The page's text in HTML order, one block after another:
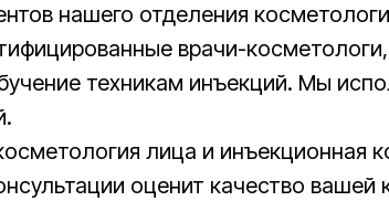
нашего отделения
врачи-
техникам инъекций. Мы
лица и инъекционная
оценит качество